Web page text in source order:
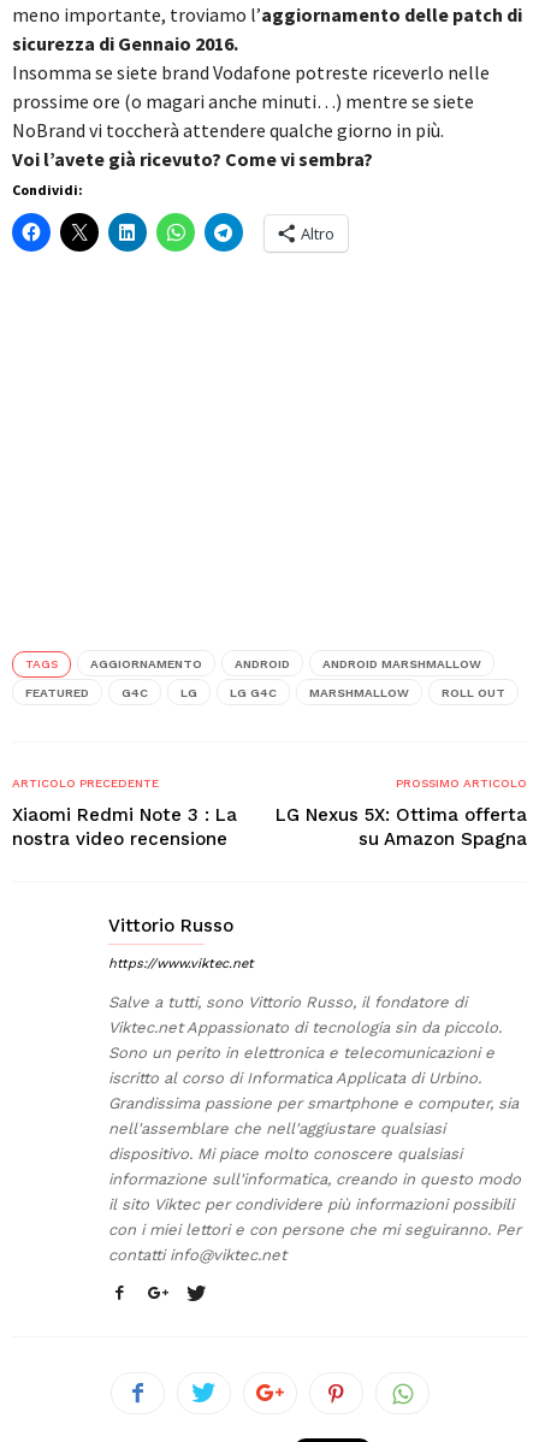
meno importante, troviamo l’aggiornamento delle patch di
sicurezza di Gennaio 2016.
Insomma se siete brand Vodafone potreste riceverlo nelle
prossime ore (o magari anche minuti…) mentre se siete
NoBrand vi toccherà attendere qualche giorno in più.
Voi l’avete già ricevuto? Come vi sembra?
Condividi:
Altro
TAGS AGGIORNAMENTO ANDROID ANDROID MARSHMALLOW
FEATURED G4C LG LG G4C MARSHMALLOW ROLL OUT
ARTICOLO PRECEDENTE
Xiaomi Redmi Note 3 : La
nostra video recensione
PROSSIMO ARTICOLO
LG Nexus 5X: Ottima offerta
su Amazon Spagna
Vittorio Russo
https://www.viktec.net
Salve a tutti, sono Vittorio Russo, il fondatore di
Viktec.net Appassionato di tecnologia sin da piccolo.
Sono un perito in elettronica e telecomunicazioni e
iscritto al corso di Informatica Applicata di Urbino.
Grandissima passione per smartphone e computer, sia
nell'assemblare che nell'aggiustare qualsiasi
dispositivo. Mi piace molto conoscere qualsiasi
informazione sull'informatica, creando in questo modo
il sito Viktec per condividere più informazioni possibili
con i miei lettori e con persone che mi seguiranno. Per
contatti info@viktec.net